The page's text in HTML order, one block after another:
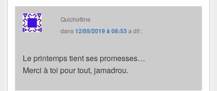
Quichottine
dans12/05/2019 à 08:53 a dit :
Le printemps tient ses promesses…
Merci à toi pour tout, jamadrou.